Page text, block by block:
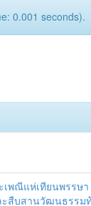
0.001 seconds).
พณีแห่เทียนพรรษ
ะสืบสานวัฒนธรรม